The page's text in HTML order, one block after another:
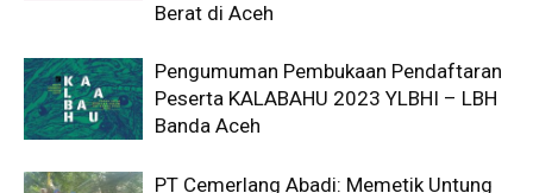
Berat di Aceh
Pengumuman Pembukaan Pendaftaran
Peserta KALABAHU 2023 YLBHI – LBH
Banda Aceh
PT Cemerlang Abadi: Memetik Untung